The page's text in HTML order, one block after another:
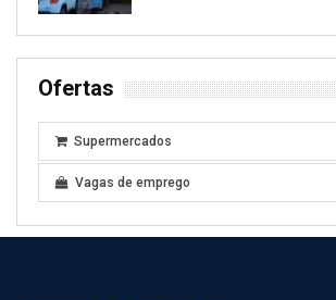
Ofertas
Supermercados
Vagas de emprego